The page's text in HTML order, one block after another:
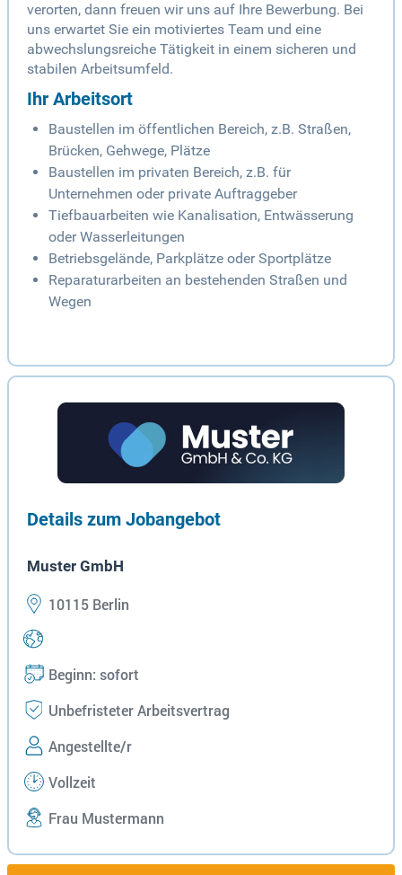
verorten, dann freuen wir uns auf Ihre Bewerbung. Bei
uns erwartet Sie ein motiviertes Team und eine
abwechslungsreiche Tätigkeit in einem sicheren und
stabilen Arbeitsumfeld.
Ihr Arbeitsort
Baustellen im öffentlichen Bereich, z.B. Straßen,
Brücken, Gehwege, Plätze
Baustellen im privaten Bereich, z.B. für
Unternehmen oder private Auftraggeber
Tiefbauarbeiten wie Kanalisation, Entwässerung
oder Wasserleitungen
Betriebsgelände, Parkplätze oder Sportplätze
Reparaturarbeiten an bestehenden Straßen und
Wegen
Details zum Jobangebot
Muster GmbH
10115 Berlin
Beginn: sofort
Unbefristeter Arbeitsvertrag
Angestellte/r
Vollzeit
Frau Mustermann